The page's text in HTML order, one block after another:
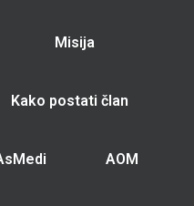
Misija
Kako postati član
AOM